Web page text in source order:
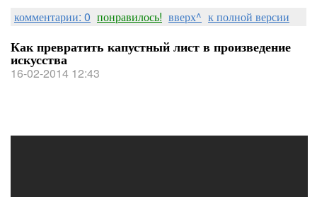
комментарии: 0 понравилось! вверх^ к полной версии
Как превратить капустный лист в произведение
искусства
16-02-2014 12:43